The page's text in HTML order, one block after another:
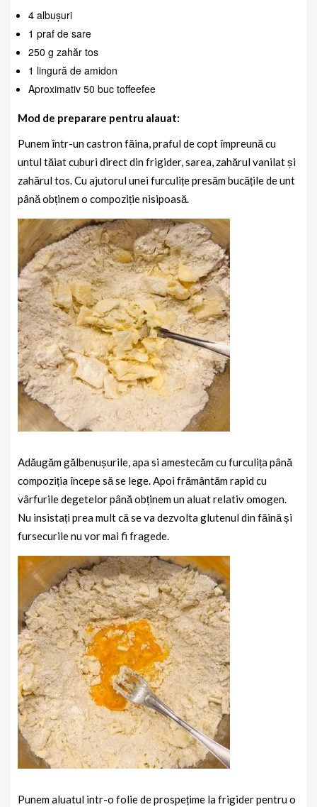
4 albușuri
1 praf de sare
250 g zahăr tos
1 lingură de amidon
Aproximativ 50 buc toffeefee
Mod de preparare pentru alauat:
Punem într-un castron făina, praful de copt împreună cu
untul tăiat cuburi direct din frigider, sarea, zahărul vanilat și
zahărul tos.Cu ajutorul unei furculițe presăm bucățile de unt
până obținem o compoziție nisipoasă.
Adăugăm gălbenușurile, apa si amestecăm cu furculița până
compoziția începe să se lege. Apoi frământăm rapid cu
vârfurile degetelor până obținem un aluat relativ omogen.
Nu insistați prea mult că se va dezvolta glutenul din făină și
fursecurile nu vor mai fi fragede.
Punem aluatul intr-o folie de prospețime la frigider pentru o